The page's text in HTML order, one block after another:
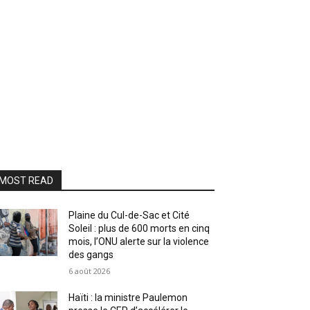
READ
Plaine du Cul-de-Sac et Cité
Soleil : plus de 600 morts en cinq
mois, l’ONU alerte sur la violence
des gangs
6 août 2026
Haïti : la ministre Paulemon